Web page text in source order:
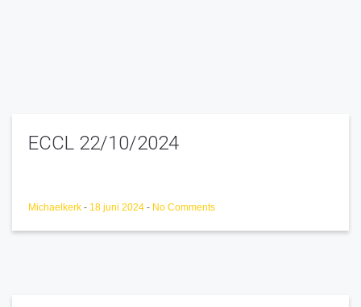
ECCL 22/10/2024
Michaelkerk - 18 juni 2024 - No Comments